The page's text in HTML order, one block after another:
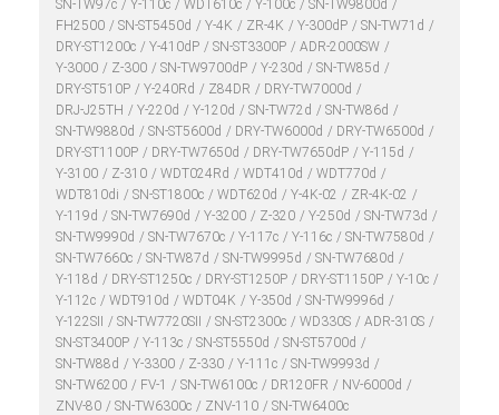
SN-TW97c Y-110c WDT610c Y-100c
SN-TW9800d
FH2500
SN-ST5450d Y-4K ZR-4K Y-300dP
SN-TW71d
DRY-ST1200c
Y-410dP SN-ST3300P
ADR-2000SW
Y-3000
Z-300 SN-TW9700dP Y-230d
SN-TW85d
DRY-ST510P
Y-240Rd Z84DR
DRY-TW7000d
DRJ-J25TH
Y-220d Y-120d SN-TW72d
SN-TW86d
SN-TW9880d
SN-ST5600d DRY-TW6000d
DRY-TW6500d
DRY-ST1100P
DRY-TW7650d DRY-TW7650dP
Y-115d
Y-3100
Z-310 WDT024Rd WDT410d
WDT770d
WDT810di
SN-ST1800c WDT620d Y-4K-02
ZR-4K-02
Y-119d
SN-TW7690d Y-3200 Z-320 Y-250d
SN-TW73d
SN-TW9990d
SN-TW7670c Y-117c Y-116c
SN-TW7580d
SN-TW7660c
SN-TW87d SN-TW9995d
SN-TW7680d
Y-118d
DRY-ST1250c DRY-ST1250P DRY-ST1150P
Y-10c
Y-112c
WDT910d WDT04K Y-350d
SN-TW9996d
Y-122SⅡ
SN-TW7720SⅡ SN-ST2300c WD330S
ADR-310S
SN-ST3400P
Y-113c SN-ST5550d
SN-ST5700d
SN-TW88d
Y-3300 Z-330 Y-111c
SN-TW9993d
SN-TW6200
FV-1 SN-TW6100c DR120FR
NV-6000d
ZNV-80
SN-TW6300c ZNV-110 SN-TW6400c